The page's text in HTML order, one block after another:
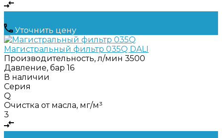
Уточнить цену
Магистральный фильтр 035Q DALI
Производительность, л/мин 3500
Давление, бар 16
В наличии
Серия
Q
Очистка от масла, мг/м³
3